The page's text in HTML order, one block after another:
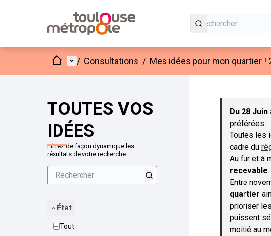
AccueilMenu principal
/ Consultations / Mes idées pour mon quartier !
TOUTES VOS
IDÉES
Filtrez de façon dynamique les
résultats de votre recherche.
État
Tout
Passer la carte
Du 28 Juin
préférées.
Toutes les
cadre du
Au fur et à
recevable.
Entre
quartier
prioriser
puissent
moitié au